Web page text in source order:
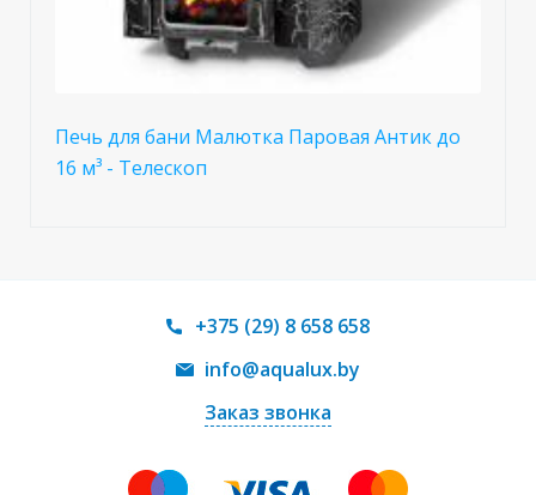
Печь для бани Малютка Паровая Антик до
16 м³ - Телескоп
+375 (29) 8 658 658
info@aqualux.by
Заказ звонка